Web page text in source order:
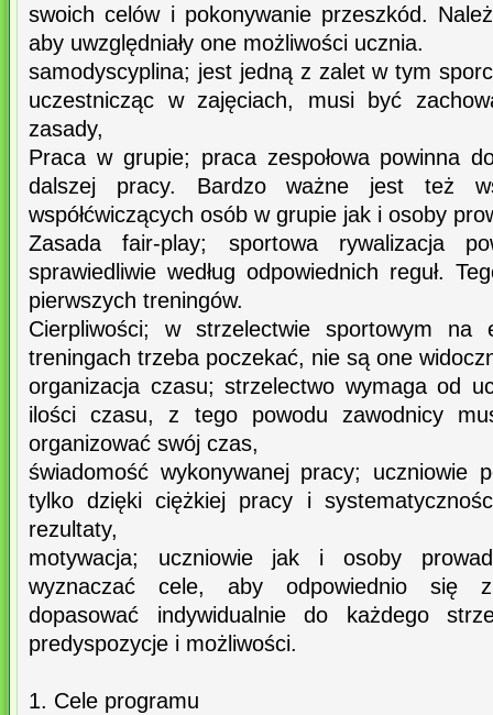
swoich celów i pokonywanie przeszkód.
aby uwzględniały one możliwości ucznia.
samodyscyplina; jest jedną z zalet w tym
uczestnicząc w zajęciach, musi być
zasady,
Praca w grupie; praca zespołowa powinna
dalszej pracy. Bardzo ważne jest też
współćwiczących osób w grupie jak i osoby
Zasada fair-play; sportowa rywalizacja
sprawiedliwie według odpowiednich reguł.
pierwszych treningów.
Cierpliwości; w strzelectwie sportowym
treningach trzeba poczekać, nie są one
organizacja czasu; strzelectwo wymaga od
ilości czasu, z tego powodu zawodnicy
organizować swój czas,
świadomość wykonywanej pracy; uczniowie
tylko dzięki ciężkiej pracy i
rezultaty,
motywacja; uczniowie jak i osoby
wyznaczać cele, aby odpowiednio się
dopasować indywidualnie do każdego
predyspozycje i możliwości.
1. Cele programu